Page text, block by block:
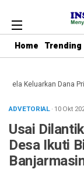
Home Trending
Keluarkan Dana
ADVETORIAL· 10 Okt
Usai
Desa Ikuti